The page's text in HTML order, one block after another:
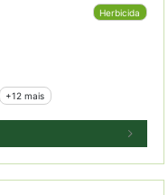
Herbicida
+12 mais